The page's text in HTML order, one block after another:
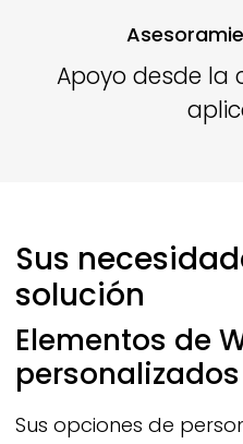
Apoyo desde la
Sus
solución
Elementos de
personalizados
Sus opciones de